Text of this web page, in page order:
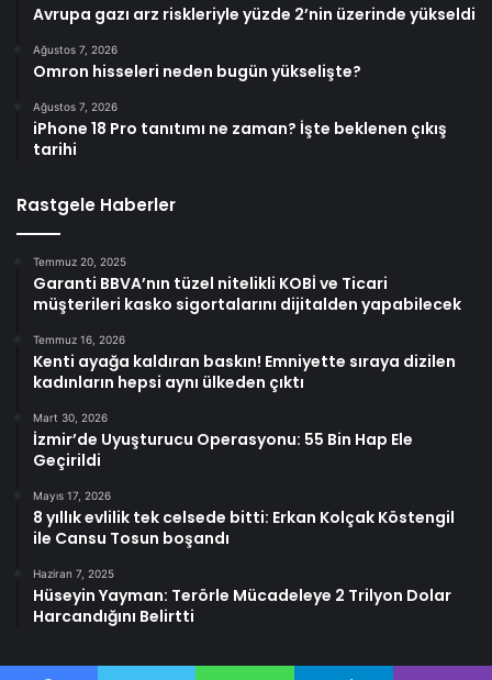
Avrupa gazı arz riskleriyle yüzde 2’nin üzerinde yükseldi
Ağustos 7, 2026
Omron hisseleri neden bugün yükselişte?
Ağustos 7, 2026
iPhone 18 Pro tanıtımı ne zaman? İşte beklenen çıkış
tarihi
Rastgele Haberler
Temmuz 20, 2025
Garanti BBVA’nın tüzel nitelikli KOBİ ve Ticari
müşterileri kasko sigortalarını dijitalden yapabilecek
Temmuz 16, 2026
Kenti ayağa kaldıran baskın! Emniyette sıraya dizilen
kadınların hepsi aynı ülkeden çıktı
Mart 30, 2026
İzmir’de Uyuşturucu Operasyonu: 55 Bin Hap Ele
Geçirildi
Mayıs 17, 2026
8 yıllık evlilik tek celsede bitti: Erkan Kolçak Köstengil
ile Cansu Tosun boşandı
Haziran 7, 2025
Hüseyin Yayman: Terörle Mücadeleye 2 Trilyon Dolar
Harcandığını Belirtti